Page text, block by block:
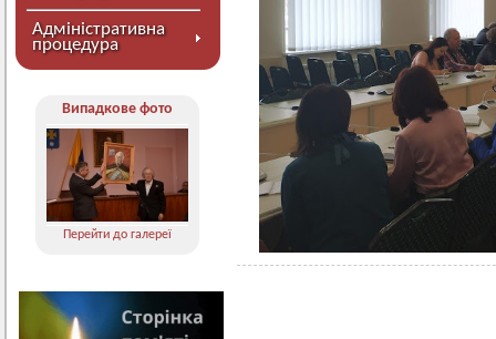
Адміністративна
процедура
Випадкове фото
Перейти до галереї